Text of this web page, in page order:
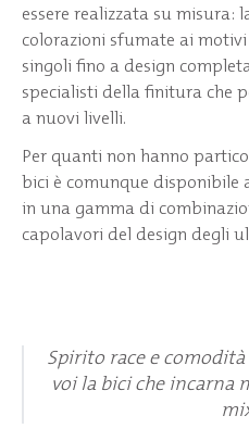
essere realizzata su misura:
colorazioni sfumate ai
singoli fino a design
specialisti della finitura che
a nuovi livelli.
Per quanti non hanno
bici è comunque disponibile
in una gamma di
capolavori del design degli
Spirito race e
voi la bici che incarna